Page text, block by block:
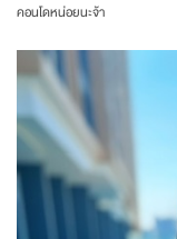
คอนโดหน่อยนะจ้า